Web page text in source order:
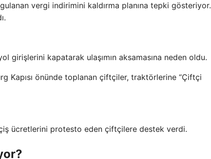
vergi indirimini kaldırma planına tepki gösteriyor.
girişlerini kapatarak ulaşımın aksamasına neden oldu.
Kapısı önünde toplanan çiftçiler, traktörlerine “Çiftçi
ücretlerini protesto eden çiftçilere destek verdi.